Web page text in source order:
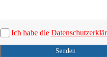
Ich habe die
Senden